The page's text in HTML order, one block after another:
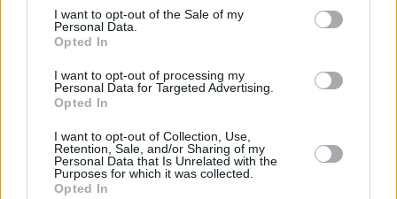
I want to opt-out of the Sale of my
Personal Data.
Opted In
I want to opt-out of processing my
Personal Data for Targeted Advertising.
Opted In
I want to opt-out of Collection, Use,
Retention, Sale, and/or Sharing of my
Personal Data that Is Unrelated with the
Purposes for which it was collected.
Opted In
78), 1 in quella di Parma (un uomo di 80 anni) e 1 in quella di
Bologna (un uomo di 84 anni).
Sono 3 i nuovi pazienti interapia intensiva, che diventano 89 in
tutto il territorio regionale, mentre sono 723
Sul territorio, le 89 persone ricoverate interapia intensiva
così distribuite: 6a